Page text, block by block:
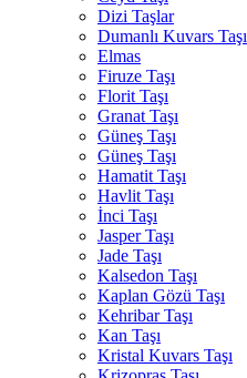
Dizi Taşlar
Dumanlı Kuvars Taşı
Elmas
Firuze Taşı
Florit Taşı
Granat Taşı
Güneş Taşı
Güneş Taşı
Hamatit Taşı
Havlit Taşı
İnci Taşı
Jasper Taşı
Jade Taşı
Kalsedon Taşı
Kaplan Gözü Taşı
Kehribar Taşı
Kan Taşı
Kristal Kuvars Taşı